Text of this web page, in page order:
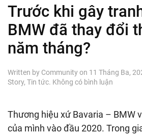
Trước khi gây
BMW đã thay đổi
năm tháng?
Written by Communityon 11 Tháng Ba,
Story, Tin tức. Không có bình luận
gây
tranh
cãi,
Thương hiệu xứ Bavaria – BMW
của mình vào đầu 2020. Trong